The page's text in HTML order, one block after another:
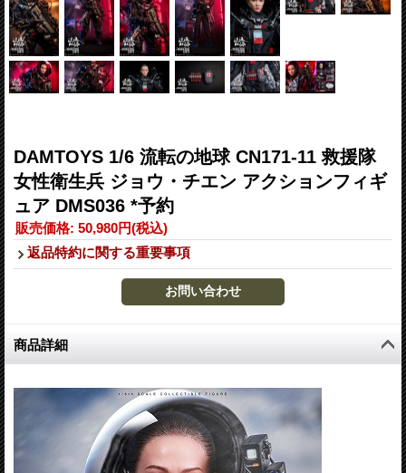
DAMTOYS 1/6 流転の地球 CN171-11 救援隊
女性衛生兵 ジョウ・チエン アクションフィギ
ュア DMS036 *予約
販売価格: 50,980円(税込)
返品特約に関する重要事項
商品詳細